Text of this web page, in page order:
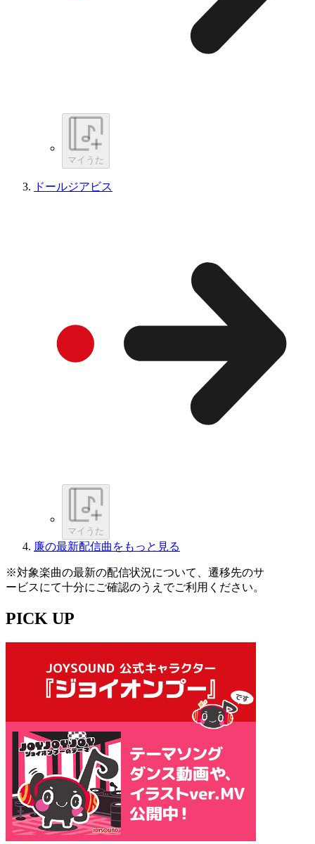
マイうた
ドールジアビス
マイうた
廉の最新配信曲をもっと見る
※対象楽曲の最新の配信状況について、遷移先のサ
ービスにて十分にご確認のうえでご利用ください。
PICK UP